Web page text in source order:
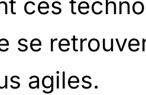
se
agiles.